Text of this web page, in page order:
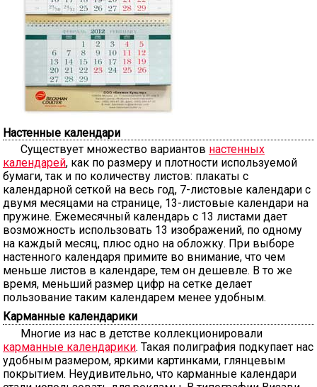
Настенные календари
Существует множество вариантов настенных
календарей, как по размеру и плотности используемой
бумаги, так и по количеству листов: плакаты с
календарной сеткой на весь год, 7-листовые календари с
двумя месяцами на странице, 13-листовые календари на
пружине. Ежемесячный календарь с 13 листами дает
возможность использовать 13 изображений, по одному
на каждый месяц, плюс одно на обложку. При выборе
настенного календаря примите во внимание, что чем
меньше листов в календаре, тем он дешевле. В то же
время, меньший размер цифр на сетке делает
пользование таким календарем менее удобным.
Карманные календарики
Многие из нас в детстве коллекционировали
карманные календарики. Такая полиграфия подкупает нас
удобным размером, яркими картинками, глянцевым
покрытием. Неудивительно, что карманные календари